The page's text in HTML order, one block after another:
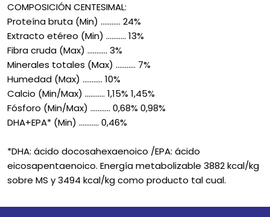
COMPOSICIÓN CENTESIMAL:
Proteína bruta (Min) ........... 24%
Extracto etéreo (Min) ........... 13%
Fibra cruda (Max) ........... 3%
Minerales totales (Max) ........... 7%
Humedad (Max) ........... 10%
Calcio (Min/Max) ........... 1,15% 1,45%
Fósforo (Min/Max) ........... 0,68% 0,98%
DHA+EPA* (Min) ........... 0,46%
*DHA: ácido docosahexaenoico /EPA: ácido
eicosapentaenoico. Energía metabolizable 3882 kcal/kg
sobre MS y 3494 kcal/kg como producto tal cual.